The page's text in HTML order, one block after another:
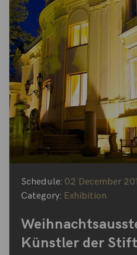
Schedule: 02 December
Category: Exhibition
Künstler der